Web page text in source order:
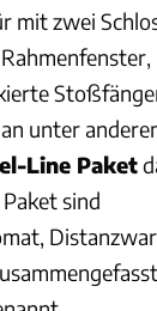
mit zwei
unter
Line Paket
sind